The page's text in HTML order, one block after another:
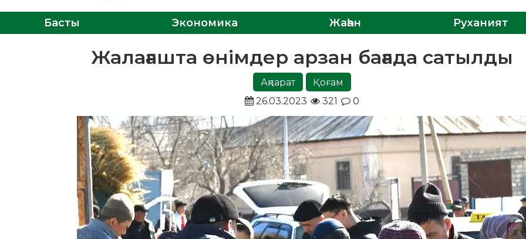
Басты Экономика Жаһан Руханият
Жалағашта өнімдер арзан бағада сатылды
Ақпарат
Қоғам
26.03.2023
321 0